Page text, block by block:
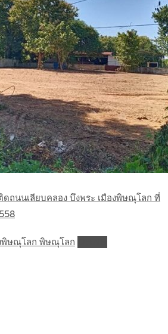
ถนนเลียบคลอง บึงพระ เมืองพิษณุโลก ที่
พิษณุโลก พิษณุโลก